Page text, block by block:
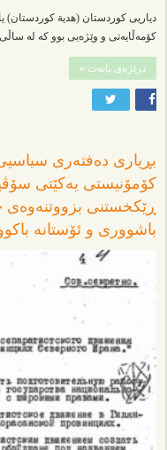
کۆمەڵایەتی و وێژەیی بوو کە لە ساڵی ١٩٢٥
درێژەی بابەت »
بڕیاری دەفتەری
کۆمۆنیستی یەکێتی
ڕێکخستنی بزووتنەوەی
باشووری و ئۆستانە